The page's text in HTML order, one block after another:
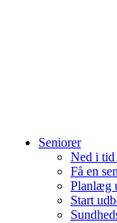
Seniorer
Ned i tid
Få en
Planlæg
Start